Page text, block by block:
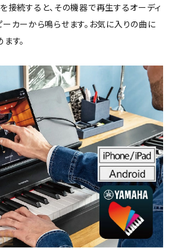
続すると、その機器で再生するオーディ
カーから鳴らせます。お気に入りの曲に
す。